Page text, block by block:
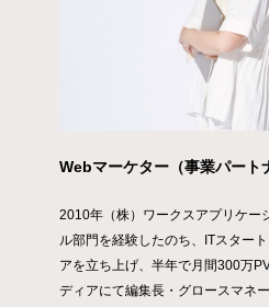
Webマーケター（事業パート
2010年（株）ワークスアプリケー
ル部門を経験したのち、ITスター
アを立ち上げ、半年で月間300万
ディアにて編集長・グロースマネ